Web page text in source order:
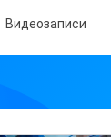
Видеозаписи